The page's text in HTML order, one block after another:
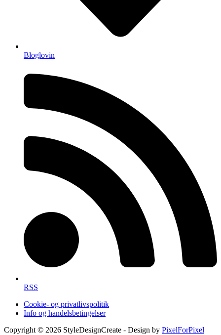
Bloglovin
RSS
Cookie- og privatlivspolitik
Info og handelsbetingelser
Copyright © 2026 StyleDesignCreate - Design by PixelForPixel